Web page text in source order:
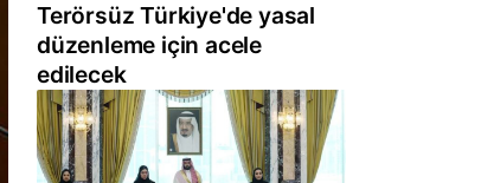
Terörsüz Türkiye'de yasal
düzenleme için acele
edilecek